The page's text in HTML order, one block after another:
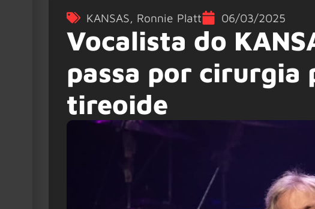
KANSAS, Ronnie Platt 06/03/2025
Vocalista do
passa por cirurgia
tireoide